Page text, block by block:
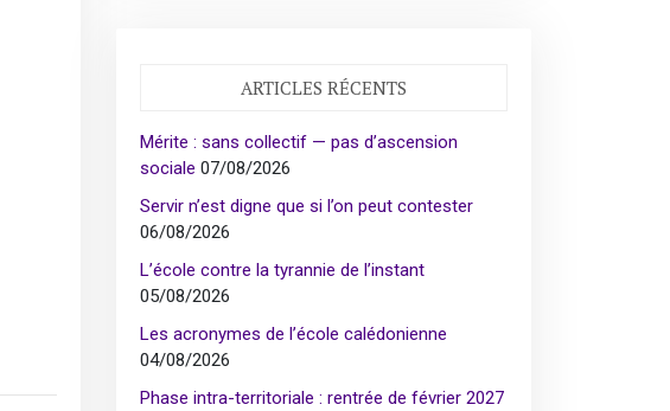
ARTICLES RÉCENTS
Mérite : sans collectif — pas d’ascension
sociale 07/08/2026
Servir n’est digne que si l’on peut contester
06/08/2026
L’école contre la tyrannie de l’instant
05/08/2026
Les acronymes de l’école calédonienne
04/08/2026
Phase intra-territoriale : rentrée de février 2027